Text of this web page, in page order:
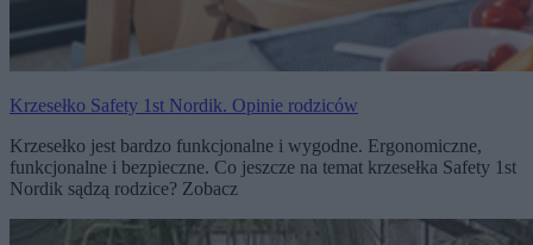
Krzesełko Safety 1st Nordik. Opinie rodziców
Krzesełko jest bardzo funkcjonalne i wygodne. Ergonomiczne,
funkcjonalne i bezpieczne. Co jeszcze na temat krzesełka Safety 1st
Nordik sądzą rodzice? Zobacz